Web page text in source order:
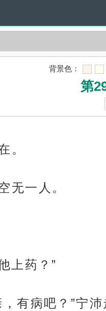
背景色：
第
。
无一人。
上药？”
有病吧？”宁